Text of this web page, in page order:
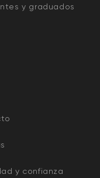
y graduados
y confianza